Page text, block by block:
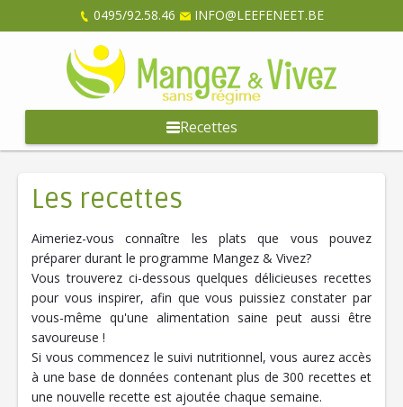
0495/92.58.46 INFO@LEEFENEET.BE
Recettes
Les recettes
Aimeriez-vous connaître les plats que vous pouvez
préparer durant le programme Mangez & Vivez?
Vous trouverez ci-dessous quelques délicieuses recettes
pour vous inspirer, afin que vous puissiez constater par
vous-même qu'une alimentation saine peut aussi être
savoureuse !
Si vous commencez le suivi nutritionnel, vous aurez accès
à une base de données contenant plus de 300 recettes et
une nouvelle recette est ajoutée chaque semaine.